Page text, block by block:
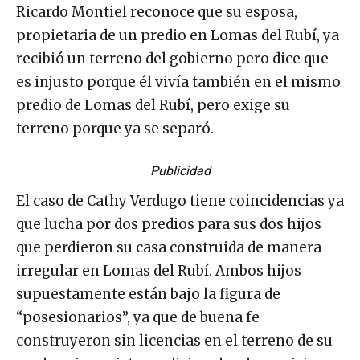
Ricardo Montiel reconoce que su esposa,
propietaria de un predio en Lomas del Rubí, ya
recibió un terreno del gobierno pero dice que
es injusto porque él vivía también en el mismo
predio de Lomas del Rubí, pero exige su
terreno porque ya se separó.
Publicidad
El caso de Cathy Verdugo tiene coincidencias ya
que lucha por dos predios para sus dos hijos
que perdieron su casa construida de manera
irregular en Lomas del Rubí. Ambos hijos
supuestamente están bajo la figura de
“posesionarios”, ya que de buena fe
construyeron sin licencias en el terreno de su